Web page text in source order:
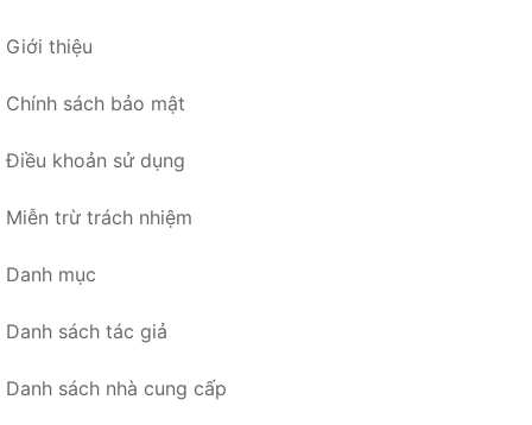
Giới thiệu
Chính sách bảo mật
Điều khoản sử dụng
Miễn trừ trách nhiệm
Danh mục
Danh sách tác giả
Danh sách nhà cung cấp